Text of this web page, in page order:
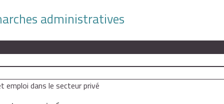
administratives
emploi dans le secteur privé